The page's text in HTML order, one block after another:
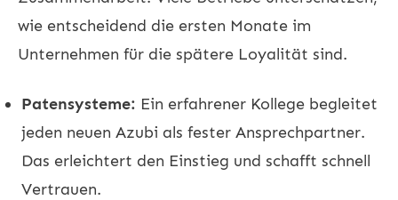
wie entscheidend die ersten Monate im
Unternehmen für die spätere Loyalität sind.
Patensysteme: Ein erfahrener Kollege begleitet
jeden neuen Azubi als fester Ansprechpartner.
Das erleichtert den Einstieg und schafft schnell
Vertrauen.